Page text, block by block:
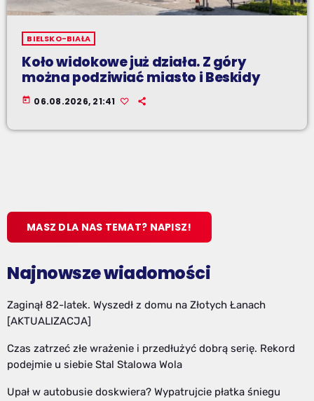
BIELSKO-BIAŁA
Koło widokowe już działa. Z góry
można podziwiać miasto i Beskidy
today 06.08.2026, 21:41
MASZ DLA NAS TEMAT? NAPISZ!
Najnowsze wiadomości
Zaginął 82-latek. Wyszedł z domu na Złotych Łanach
[AKTUALIZACJA]
Czas zatrzeć złe wrażenie i przedłużyć dobrą serię. Rekord
podejmie u siebie Stal Stalowa Wola
Upał w autobusie doskwiera? Wypatrujcie płatka śniegu